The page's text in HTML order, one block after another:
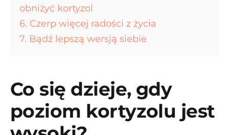
obniżyć kortyzol
6. Czerp więcej radości z życia
7. Bądź lepszą wersją siebie
Co się dzieje, gdy
poziom kortyzolu jest